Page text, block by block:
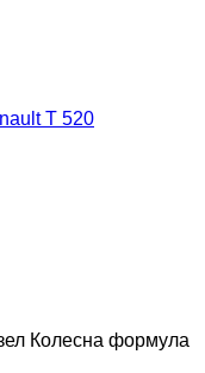
T 520
Колесна формула